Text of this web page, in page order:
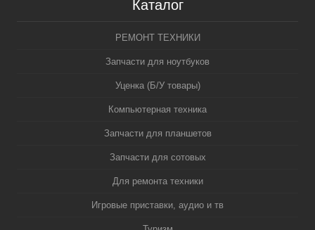
Каталог
РЕМОНТ ТЕХНИКИ
Запчасти для ноутбуков
Уценка (Б/У товары)
Компьютерная техника
Запчасти для планшетов
Запчасти для сотовых
Для ремонта техники
Игровые приставки, аудио и тв